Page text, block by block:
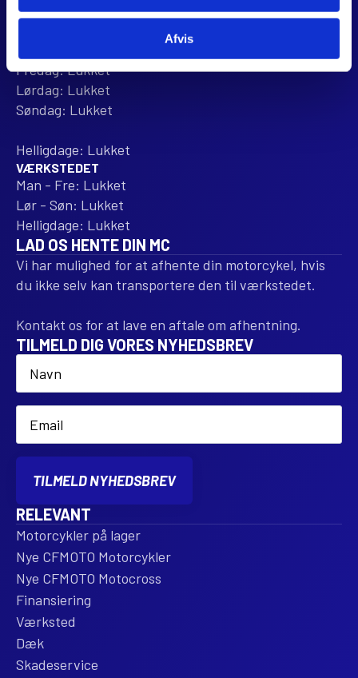
Afvis
Tirsdag: 10:00 - 16:00
Fredag: Lukket
Lørdag: Lukket
Søndag: Lukket
Helligdage: Lukket
VÆRKSTEDET
Man - Fre: Lukket
Lør - Søn: Lukket
Helligdage: Lukket
LAD OS HENTE DIN MC
Vi har mulighed for at afhente din motorcykel, hvis
du ikke selv kan transportere den til værkstedet.
Kontakt os for at lave en aftale om afhentning.
TILMELD DIG VORES NYHEDSBREV
Name
Email
TILMELD NYHEDSBREV
RELEVANT
Motorcykler på lager
Nye CFMOTO Motorcykler
Nye CFMOTO Motocross
Finansiering
Værksted
Dæk
Skadeservice